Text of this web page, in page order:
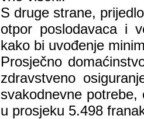
S druge strane,
otpor poslodavaca i
kako bi uvođenje
Prosječno
zdravstveno
svakodnevne
u prosjeku 5.498